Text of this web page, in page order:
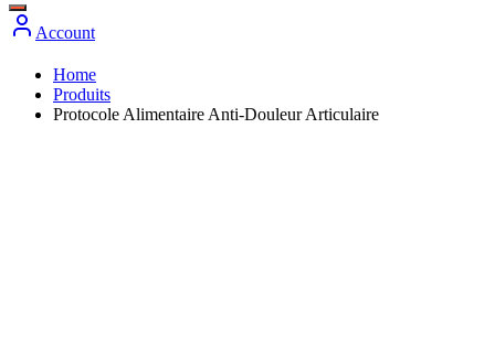
Account
Home
Produits
Protocole Alimentaire Anti-Douleur Articulaire